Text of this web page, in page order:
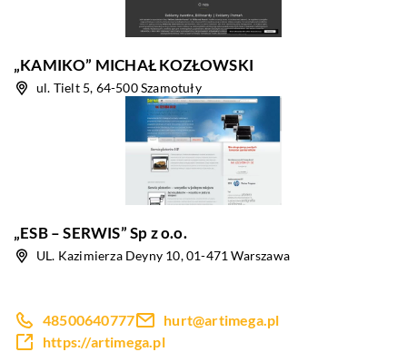
„KAMIKO” MICHAŁ KOZŁOWSKI
ul. Tielt 5, 64-500 Szamotuły
„ESB – SERWIS” Sp z o.o.
UL. Kazimierza Deyny 10, 01-471 Warszawa
48500640777
hurt@artimega.pl
https://artimega.pl